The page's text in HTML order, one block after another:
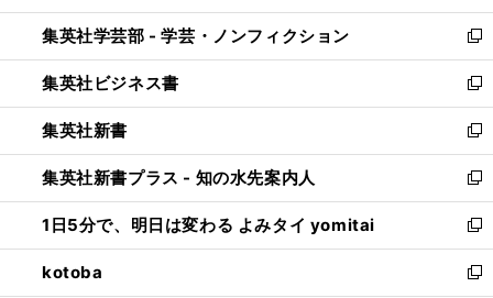
開
く
ウ
で
開
く
ン
ド
ウ
で
開
く
ウ
ィ
ン
ド
ウ
で
開
く
集英社学芸部 - 学芸・ノンフィクション
新
し
い
ウ
ィ
ン
ド
ウ
で
開
く
集英社ビジネス書
新
し
い
ウ
ィ
ン
ド
ウ
で
集英社新書
新
し
い
ウ
ィ
ン
ド
集英社新書プラス - 知の水先案内人
新
し
い
ウ
ィ
1日5分で、明日は変わる よみタイ yomitai
新
し
い
kotoba
新